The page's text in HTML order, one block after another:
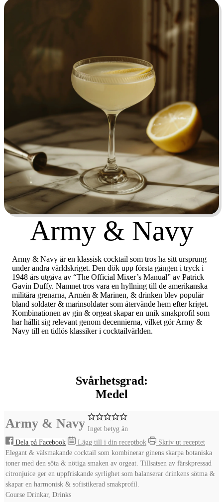
Army & Navy
Army & Navy är en klassisk cocktail som tros ha sitt ursprung
under andra världskriget. Den dök upp första gången i tryck i
1948 års utgåva av “The Official Mixer’s Manual” av Patrick
Gavin Duffy. Namnet tros vara en hyllning till de amerikanska
militära grenarna, Armén & Marinen, & drinken blev populär
bland soldater & marinsoldater som återvände hem efter kriget.
Kombinationen av gin & orgeat skapar en unik smakprofil som
har hållit sig relevant genom decennierna, vilket gör Army &
Navy till en tidlös klassiker i cocktailvärlden.
Svårhetsgrad:
Medel
Army & Navy Inget betyg än
Dela på Facebook
Lägg till i din receptbok
Skriv ut receptet
Elegant & välsmakande cocktail som kombinerar ginens skarpa botaniska
toner med den söta & nötiga smaken av orgeat. Tillsatsen av färskpressad
citronjuice ger en uppfriskande syrlighet som balanserar drinkens sötma &
skapar en harmonisk & sofistikerad smakprofil.
Course Drinkar, Drinks